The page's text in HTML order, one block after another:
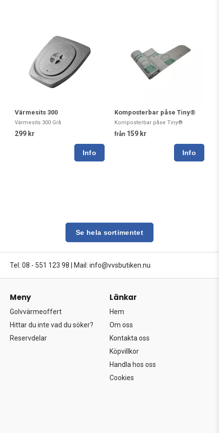
Värmesits 300
Värmesits 300 Grå
299 kr
Komposterbar påse Tiny®
Komposterbar påse Tiny®
från 159 kr
Se hela sortimentet
Tel: 08 - 551 123 98 Mail: info@vvsbutiken.nu
Meny
Golvvärmeoffert
Hittar du inte vad du söker?
Reservdelar
Länkar
Hem
Om oss
Kontakta oss
Köpvillkor
Handla hos oss
Cookies